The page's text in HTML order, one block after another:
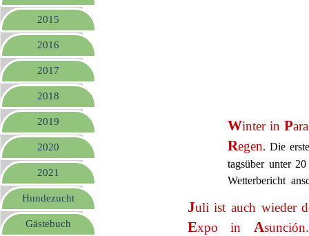
2015
2016
2017
2018
2019
2020
2021
Hundezucht
Gästebuch
Winter inP
Regen. Die
tagsüber unter
Wetterbericht
Juli ist auch wieder
Expo in Asunción.